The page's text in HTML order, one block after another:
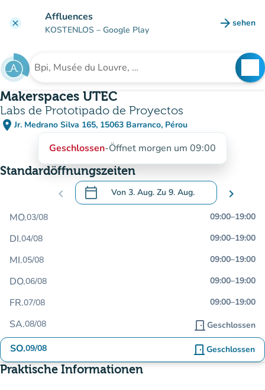
clear Affluences
KOSTENLOS – Google Play arrow_forward sehen
(new
Suche nach einer Einrichtung
Makerspaces UTEC
Labs de Prototipado de Proyectos
placeJr. Medrano Silva 165, 15063 Barranco, Pérou
(in Google Maps öffnen)
(new tab)
Geschlossen-Öffnet morgen um 09:00
Standardöffnungszeiten
chevron_left calendar_today Von 3. Aug. Zu 9. Aug.
.Öffnen Sie den Kalender, um Daten zu
chevron_right
MO.03/08 09:00–19:00
DI.04/08 09:00–19:00
MI.05/08 09:00–19:00
DO.06/08 09:00–19:00
FR.07/08 09:00–19:00
SA.08/08 door_front Geschlossen
SO.09/08 door_front Geschlossen
Praktische Informationen